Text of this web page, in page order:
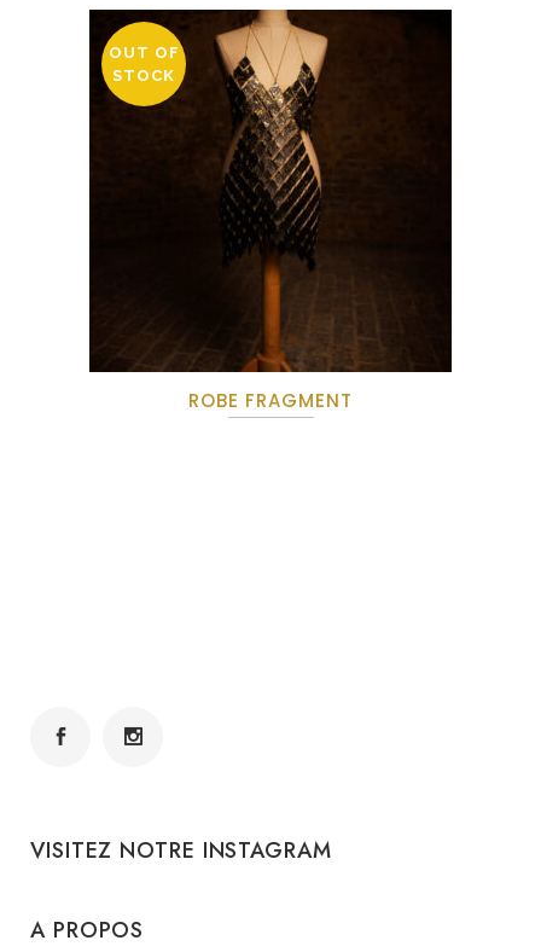
OUT OF
STOCK
ROBE FRAGMENT
VISITEZ NOTRE INSTAGRAM
A PROPOS